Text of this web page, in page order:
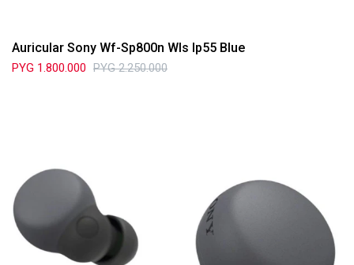
Auricular Sony Wf-Sp800n Wls Ip55 Blue
PYG 1.800.000 PYG 2.250.000